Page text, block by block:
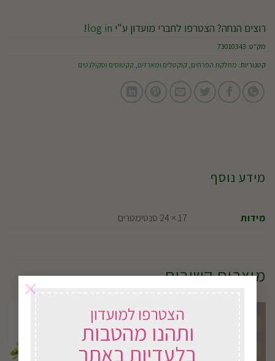
הצטרפו למועדון
ותהנו מהטבות
בלעדיות באתר
×
רוצים הנחה? הצטרפו לחברי מועדון ע"י log in
!
מק"ט: 73010343
קטגוריות: מחלקת הפרחים,קוקטלים ומארזים,קקטוסים וסקולנטים
מידע נוסף
מידות 17 × 24 סנטימטרים
מוצרים קשורים